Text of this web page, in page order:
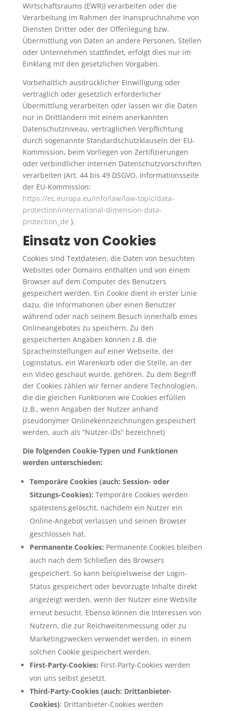
Wirtschaftsraums (EWR)) verarbeiten oder die
Verarbeitung im Rahmen der Inanspruchnahme von
Diensten Dritter oder der Offenlegung bzw.
Übermittlung von Daten an andere Personen, Stellen
oder Unternehmen stattfindet, erfolgt dies nur im
Einklang mit den gesetzlichen Vorgaben.
Vorbehaltlich ausdrücklicher Einwilligung oder
vertraglich oder gesetzlich erforderlicher
Übermittlung verarbeiten oder lassen wir die Daten
nur in Drittländern mit einem anerkannten
Datenschutzniveau, vertraglichen Verpflichtung
durch sogenannte Standardschutzklauseln der EU-
Kommission, beim Vorliegen von Zertifizierungen
oder verbindlicher internen Datenschutzvorschriften
verarbeiten (Art. 44 bis 49 DSGVO, Informationsseite
der EU-Kommission:
https://ec.europa.eu/info/law/law-topic/data-
protection/international-dimension-data-
protection_de ).
Einsatz von Cookies
Cookies sind Textdateien, die Daten von besuchten
Websites oder Domains enthalten und von einem
Browser auf dem Computer des Benutzers
gespeichert werden. Ein Cookie dient in erster Linie
dazu, die Informationen über einen Benutzer
während oder nach seinem Besuch innerhalb eines
Onlineangebotes zu speichern. Zu den
gespeicherten Angaben können z.B. die
Spracheinstellungen auf einer Webseite, der
Loginstatus, ein Warenkorb oder die Stelle, an der
ein Video geschaut wurde, gehören. Zu dem Begriff
der Cookies zählen wir ferner andere Technologien,
die die gleichen Funktionen wie Cookies erfüllen
(z.B., wenn Angaben der Nutzer anhand
pseudonymer Onlinekennzeichnungen gespeichert
werden, auch als “Nutzer-IDs” bezeichnet)
Die folgenden Cookie-Typen und Funktionen
werden unterschieden:
Temporäre Cookies (auch: Session- oder
Sitzungs-Cookies): Temporäre Cookies werden
spätestens gelöscht, nachdem ein Nutzer ein
Online-Angebot verlassen und seinen Browser
geschlossen hat.
Permanente Cookies: Permanente Cookies bleiben
auch nach dem Schließen des Browsers
gespeichert. So kann beispielsweise der Login-
Status gespeichert oder bevorzugte Inhalte direkt
angezeigt werden, wenn der Nutzer eine Website
erneut besucht. Ebenso können die Interessen von
Nutzern, die zur Reichweitenmessung oder zu
Marketingzwecken verwendet werden, in einem
solchen Cookie gespeichert werden.
First-Party-Cookies: First-Party-Cookies werden
von uns selbst gesetzt.
Third-Party-Cookies (auch: Drittanbieter-
Cookies): Drittanbieter-Cookies werden